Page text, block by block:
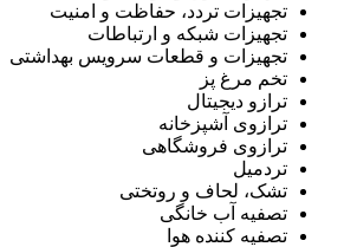
تجهیزات تردد، حفاظت و امنیت
تجهیزات شبکه و ارتباطات
تجهیزات و قطعات سرویس بهداشتی
تخم مرغ پز
ترازو دیجیتال
ترازوی آشپزخانه
ترازوی فروشگاهی
تردمیل
تشک، لحاف و روتختی
تصفیه آب خانگی
تصفیه کننده هوا